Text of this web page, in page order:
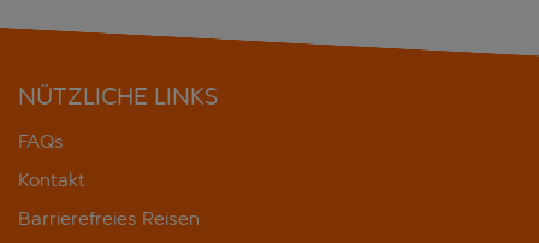
NÜTZLICHE LINKS
FAQs
Kontakt
Barrierefreies Reisen